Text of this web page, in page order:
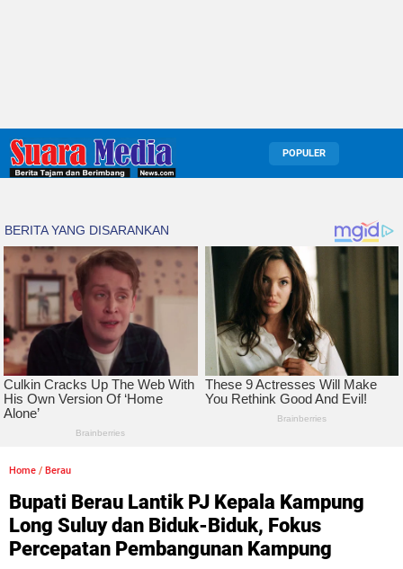
POPULER
Home / Berau
Bupati Berau Lantik PJ Kepala Kampung
Long Suluy dan Biduk-Biduk, Fokus
Percepatan Pembangunan Kampung